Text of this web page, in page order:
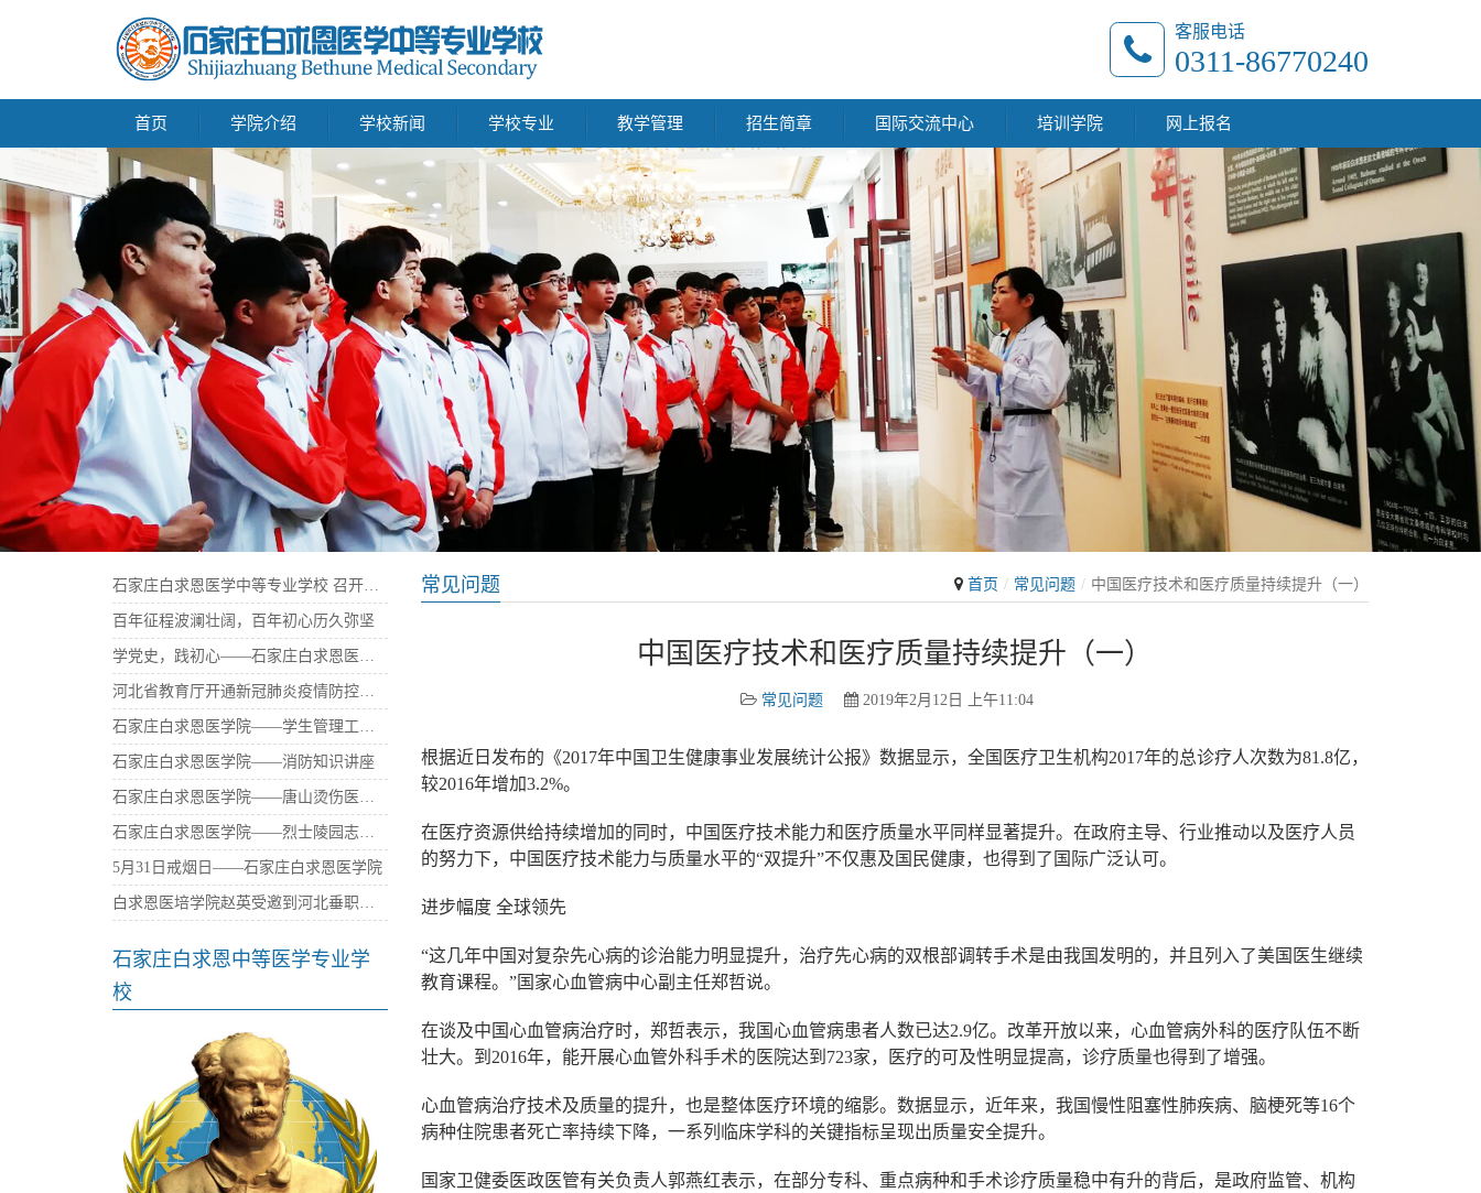
客服电话
0311-86770240
首页 学院介绍 学校新闻 学校专业 教学管理 招生简章 国际交流中心 培训学院 网上报名
首页 常见问题 中国医疗技术和医疗质量持续提升（一）
常见问题
中国医疗技术和医疗质量持续提升（一）
常见问题 2019年2月12日 上午11:04
根据近日发布的《2017年中国卫生健康事业发展统计公报》数据显示，全国医疗卫生机构2017年的总诊疗人次数为81.8亿，
较2016年增加3.2%。
在医疗资源供给持续增加的同时，中国医疗技术能力和医疗质量水平同样显著提升。在政府主导、行业推动以及医疗人员
的努力下，中国医疗技术能力与质量水平的“双提升”不仅惠及国民健康，也得到了国际广泛认可。
进步幅度 全球领先
“这几年中国对复杂先心病的诊治能力明显提升，治疗先心病的双根部调转手术是由我国发明的，并且列入了美国医生继续
教育课程。”国家心血管病中心副主任郑哲说。
在谈及中国心血管病治疗时，郑哲表示，我国心血管病患者人数已达2.9亿。改革开放以来，心血管病外科的医疗队伍不断
壮大。到2016年，能开展心血管外科手术的医院达到723家，医疗的可及性明显提高，诊疗质量也得到了增强。
心血管病治疗技术及质量的提升，也是整体医疗环境的缩影。数据显示，近年来，我国慢性阻塞性肺疾病、脑梗死等16个
病种住院患者死亡率持续下降，一系列临床学科的关键指标呈现出质量安全提升。
国家卫健委医政医管有关负责人郭燕红表示，在部分专科、重点病种和手术诊疗质量稳中有升的背后，是政府监管、机构
百年征程波澜壮阔，百年初心历久弥坚
石家庄白求恩医学院——消防知识讲座
5月31日戒烟日——石家庄白求恩医学院
石家庄白求恩中等医学专业学
校